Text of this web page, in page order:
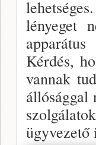
lényeget
Kérdés,
vannak
állósággal
ügyvezető